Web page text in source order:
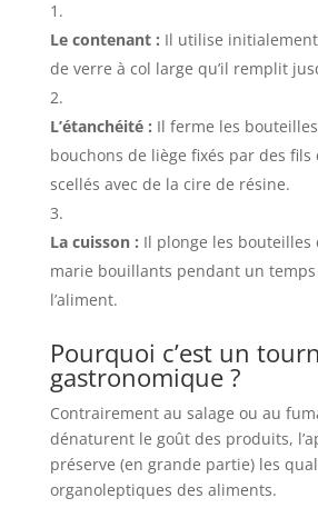
Le contenant : Il utilise
de verre à col large qu’il remplit
L’étanchéité : Il ferme les
bouchons de liège fixés par des fils
scellés avec de la cire de résine.
La cuisson : Il plonge les bouteilles
marie bouillants pendant un
l’aliment.
Pourquoi c’est un
gastronomique ?
Contrairement au salage ou au
dénaturent le goût des produits,
préserve (en grande partie) les
organoleptiques des aliments.